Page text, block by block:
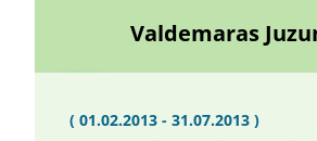
Valdemaras
( 01.02.2013 - 31.07.2013 )